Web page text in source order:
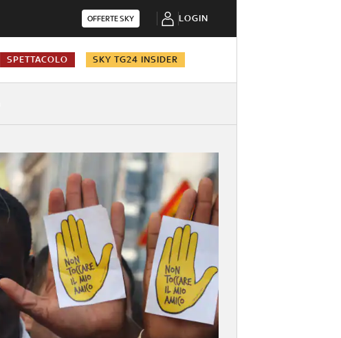
OFFERTE SKY LOGIN
SPETTACOLO SKY TG24 INSIDER